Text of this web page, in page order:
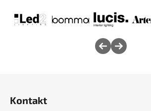
i
s
u
Kontakt